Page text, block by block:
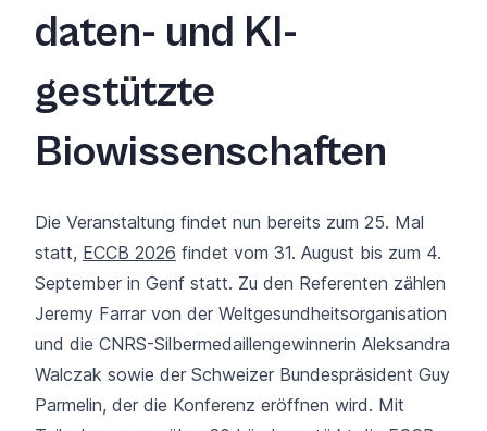
daten- und KI-
gestützte
Biowissenschaften
Die Veranstaltung findet nun bereits zum 25. Mal
statt, ECCB 2026 findet vom 31. August bis zum 4.
September in Genf statt. Zu den Referenten zählen
Jeremy Farrar von der Weltgesundheitsorganisation
und die CNRS-Silbermedaillengewinnerin Aleksandra
Walczak sowie der Schweizer Bundespräsident Guy
Parmelin, der die Konferenz eröffnen wird. Mit